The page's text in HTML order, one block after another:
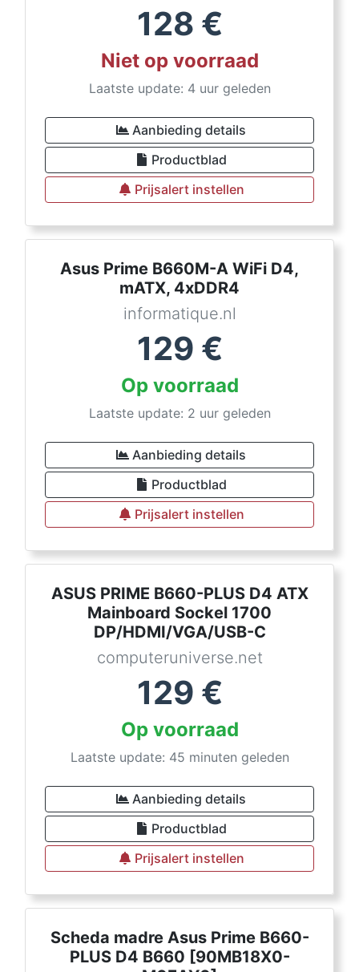
128 €
Niet op voorraad
Laatste update: 4 uur geleden
Aanbieding details
Productblad
Prijsalert instellen
Asus Prime B660M-A WiFi D4,
mATX, 4xDDR4
informatique.nl
129 €
Op voorraad
Laatste update: 2 uur geleden
Aanbieding details
Productblad
Prijsalert instellen
ASUS PRIME B660-PLUS D4 ATX
Mainboard Sockel 1700
DP/HDMI/VGA/USB-C
computeruniverse.net
129 €
Op voorraad
Laatste update: 45 minuten geleden
Aanbieding details
Productblad
Prijsalert instellen
Scheda madre Asus Prime B660-
PLUS D4 B660 [90MB18X0-